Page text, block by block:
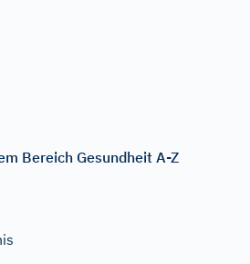
Bereich Gesundheit A-Z